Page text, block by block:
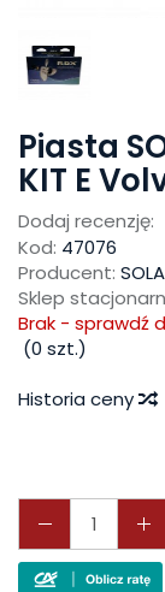
Piasta
KIT E
Dodaj recenzję:
Kod: 47076
Producent:
Sklep
Brak - sprawdź
(0 szt.)
Historia ceny